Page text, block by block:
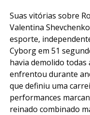
Suas vitórias sobre
Valentina
esporte,
Cyborg em 51
havia demolido
enfrentou durante
que definiu uma
performances
reinado combinado